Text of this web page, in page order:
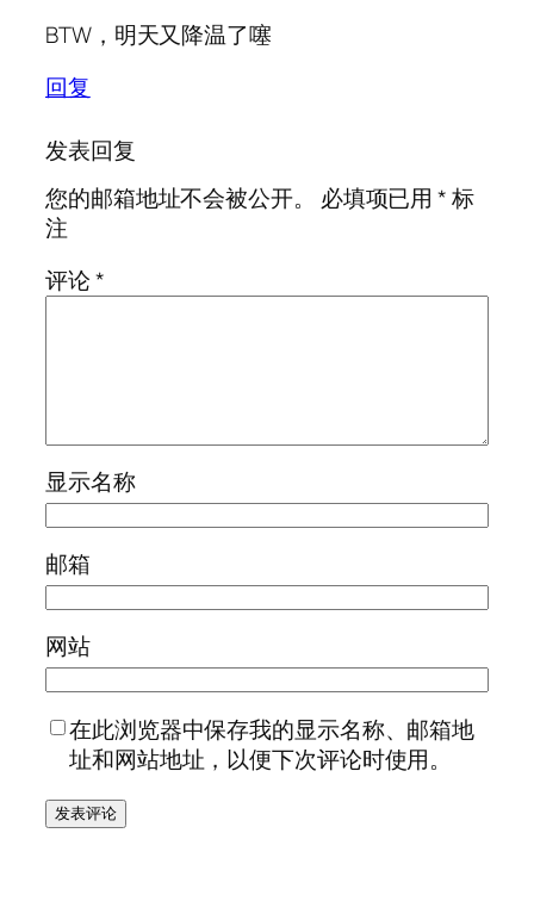
BTW，明天又降温了噻
回复
发表回复
您的邮箱地址不会被公开。
必填项已用*标
注
评论*
显示名称
邮箱
网站
在此浏览器中保存我的显示名称、邮箱地
址和网站地址，以便下次评论时使用。